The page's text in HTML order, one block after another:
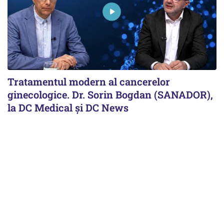
Tratamentul modern al cancerelor
ginecologice. Dr. Sorin Bogdan (SANADOR),
la DC Medical și DC News